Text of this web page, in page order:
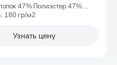
47% Полиэстер 47%
180 гр/м2
Узнать цену